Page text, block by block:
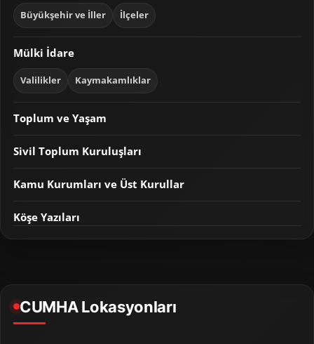
Büyükşehir ve İller İlçeler
Mülki İdare
Valilikler Kaymakamlıklar
Toplum ve Yaşam
Sivil Toplum Kuruluşları
Kamu Kurumları ve Üst Kurullar
Köşe Yazıları
CUMHA Lokasyonları